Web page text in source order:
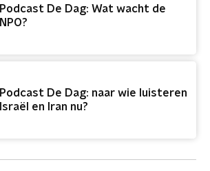
Podcast De Dag: Wat wacht de
NPO?
Podcast De Dag: naar wie luisteren
Israël en Iran nu?